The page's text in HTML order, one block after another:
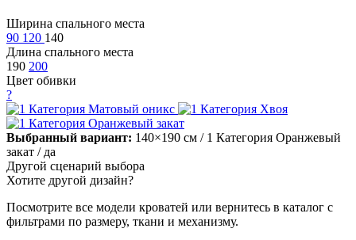
Ширина спального места
90 120 140
Длина спального места
190 200
Цвет обивки
?
Выбранный вариант: 140×190 см / 1 Категория Оранжевый
закат / да
Другой сценарий выбора
Хотите другой дизайн?
Посмотрите все модели кроватей или вернитесь в каталог с
фильтрами по размеру, ткани и механизму.